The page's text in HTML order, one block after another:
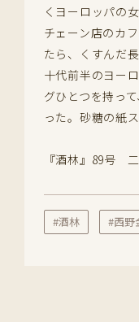
くヨーロッパの
チェーン店のカ
たら、くすんだ
十代前半のヨー
グひとつを持っ
った。砂糖の紙
『酒林』89号
#酒林 #西野